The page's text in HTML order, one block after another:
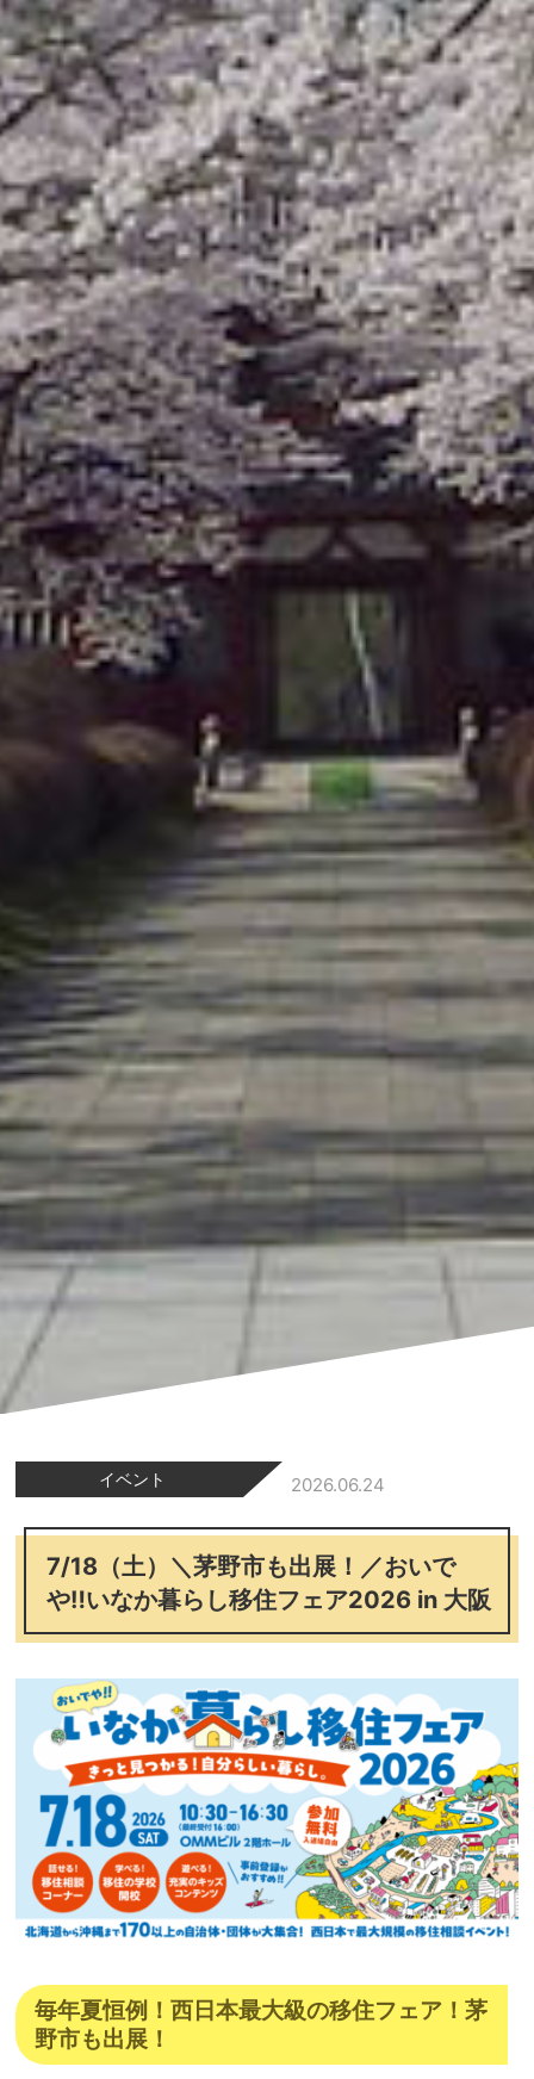
イベント 2026.06.24
7/18（土）＼茅野市も出展！／おいで
や‼いなか暮らし移住フェア2026 in 大阪
毎年夏恒例！西日本最大級の移住フェア！茅
野市も出展！